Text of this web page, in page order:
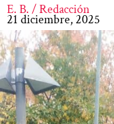
E. B. / Redacción
21 diciembre, 2025